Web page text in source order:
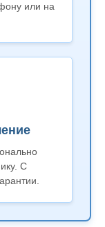
или на
С